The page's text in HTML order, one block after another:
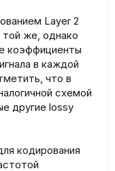
Layer 2
той же, однако
коэффициенты
в каждой
что в
схемой
другие lossy
кодирования